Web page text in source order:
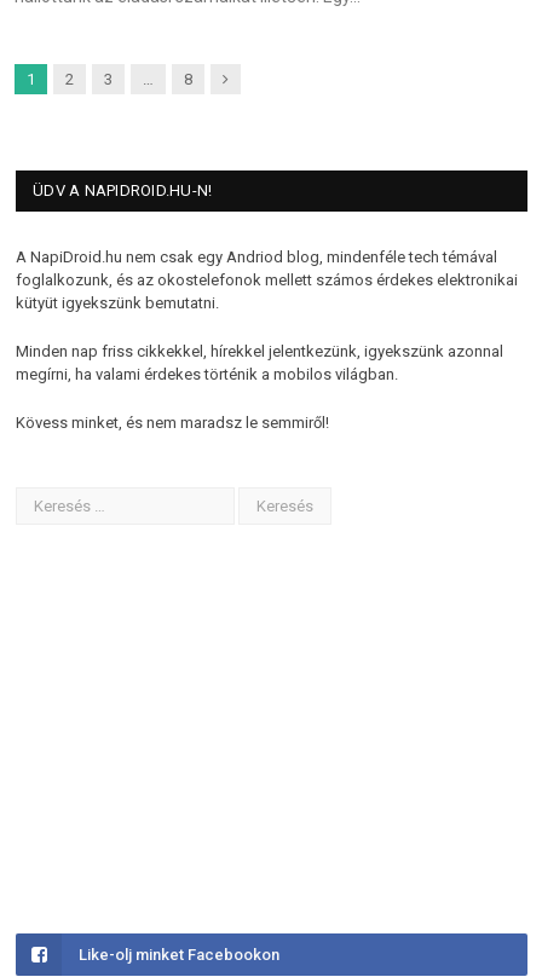
1 2 3 8 Next
ÜDV A NAPIDROID.HU-N!
A NapiDroid.hu nem csak egy Andriod blog, mindenféle tech témával
foglalkozunk, és az okostelefonok mellett számos érdekes elektronikai
kütyüt igyekszünk bemutatni.
Minden nap friss cikkekkel, hírekkel jelentkezünk, igyekszünk azonnal
megírni, ha valami érdekes történik a mobilos világban.
Kövess minket, és nem maradsz le semmiről!
Like-olj minket Facebookon